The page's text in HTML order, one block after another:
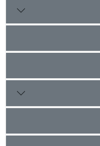
با رویکردهای بومی به
مبنای پژوهش قرار